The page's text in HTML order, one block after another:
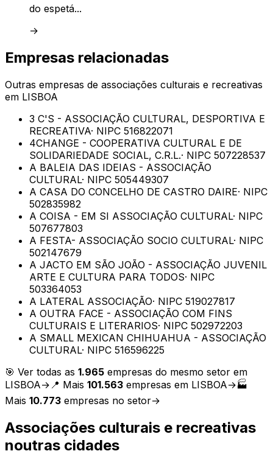
do espetá...
→
Empresas relacionadas
Outras empresas de associações culturais e recreativas
em LISBOA
3 C'S - ASSOCIAÇÃO CULTURAL, DESPORTIVA E
RECREATIVA· NIPC 516822071
4CHANGE - COOPERATIVA CULTURAL E DE
SOLIDARIEDADE SOCIAL, C.R.L.· NIPC 507228537
A BALEIA DAS IDEIAS - ASSOCIAÇÃO
CULTURAL· NIPC 505449307
A CASA DO CONCELHO DE CASTRO DAIRE· NIPC
502835982
A COISA - EM SI ASSOCIAÇÃO CULTURAL· NIPC
507677803
A FESTA- ASSOCIAÇÃO SOCIO CULTURAL· NIPC
502147679
A JACTO EM SÃO JOÃO - ASSOCIAÇÃO JUVENIL
ARTE E CULTURA PARA TODOS· NIPC
503364053
A LATERAL ASSOCIAÇÃO· NIPC 519027817
A OUTRA FACE - ASSOCIAÇÃO COM FINS
CULTURAIS E LITERARIOS· NIPC 502972203
A SMALL MEXICAN CHIHUAHUA - ASSOCIAÇÃO
CULTURAL· NIPC 516596225
🎯 Ver todas as 1.965 empresas do mesmo setor em
LISBOA→ 📍 Mais 101.563 empresas em LISBOA→🏭
Mais 10.773 empresas no setor→
Associações culturais e recreativas
noutras cidades